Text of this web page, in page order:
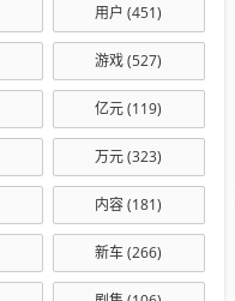
用户 (451)
游戏(527)
亿元(119)
万元(323)
内容(181)
新车(266)